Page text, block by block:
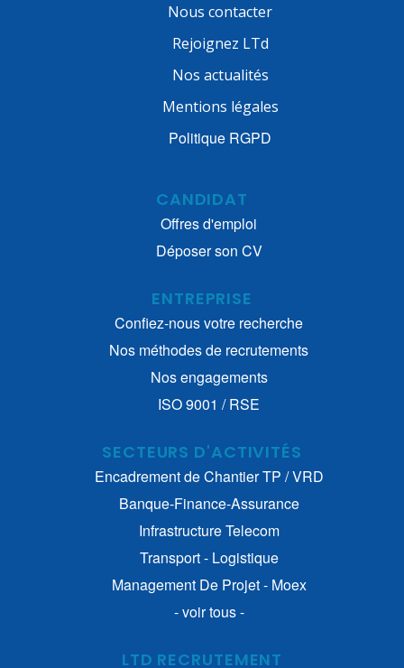
Nous contacter
Rejoignez LTd
Nos actualités
Mentions légales
Politique RGPD
CANDIDAT
Offres d'emploi
Déposer son CV
ENTREPRISE
Confiez-nous votre recherche
Nos méthodes de recrutements
Nos engagements
ISO 9001 / RSE
SECTEURS D'ACTIVITÉS
Encadrement de Chantier TP / VRD
Banque-Finance-Assurance
Infrastructure Telecom
Transport - Logistique
Management De Projet - Moex
- voir tous -
LTD RECRUTEMENT